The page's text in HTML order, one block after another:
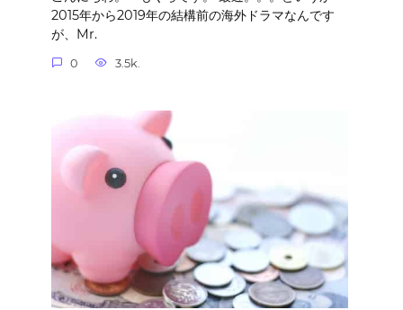
2015年から2019年の結構前の海外ドラマなんです
が、Mr.
0 3.5k.